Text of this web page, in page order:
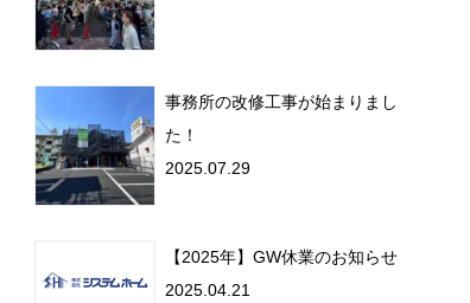
事務所の改修工事が始まりまし
た！
2025.07.29
【2025年】GW休業のお知らせ
2025.04.21